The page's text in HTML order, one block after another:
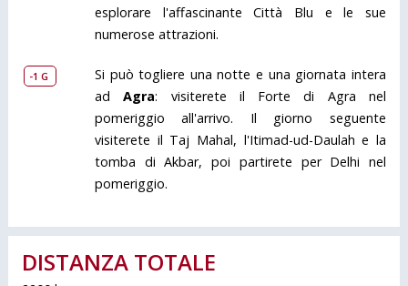
esplorare l'affascinante Città Blu e le sue
numerose attrazioni.
-1 G
Si può togliere una notte e una giornata intera
adAgra: visiterete il Forte di Agra nel
pomeriggio all'arrivo. Il giorno seguente
visiterete il Taj Mahal, l'Itimad-ud-Daulah e la
tomba di Akbar, poi partirete per Delhi nel
pomeriggio.
DISTANZA TOTALE